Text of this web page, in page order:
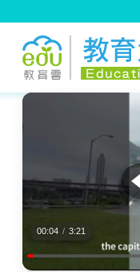
:::
00:04 / 3:21